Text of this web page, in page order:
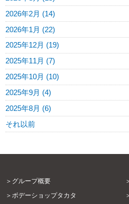
2026年2月 (14)
2026年1月 (22)
2025年12月 (19)
2025年11月 (7)
2025年10月 (10)
2025年9月 (4)
2025年8月 (6)
それ以前
グループ概要
ボデーショップタカタ